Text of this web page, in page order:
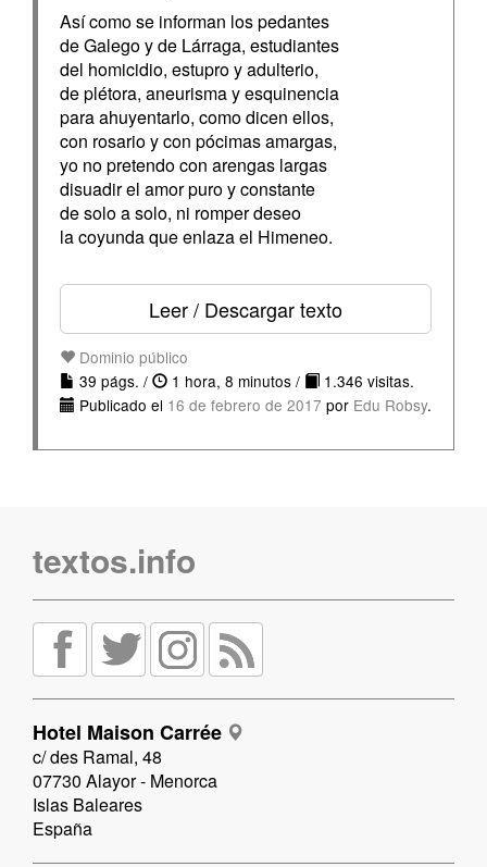
Así como se informan los pedantes
de Galego y de Lárraga, estudiantes
del homicidio, estupro y adulterio,
de plétora, aneurisma y esquinencia
para ahuyentarlo, como dicen ellos,
con rosario y con pócimas amargas,
yo no pretendo con arengas largas
disuadir el amor puro y constante
de solo a solo, ni romper deseo
la coyunda que enlaza el Himeneo.
Leer / Descargar texto
Dominio público
39 págs. /
1 hora, 8 minutos /
1.346 visitas.
Publicado el 16 de febrero de 2017 por Edu Robsy.
textos.info
Hotel Maison Carrée
c/ des Ramal, 48
07730 Alayor - Menorca
Islas Baleares
España